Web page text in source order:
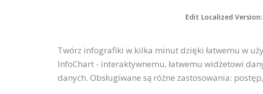
Edit Localized Version:
Twórz infografiki w kilka minut dzięki łatwemu w
InfoChart - interaktywnemu, łatwemu widżetowi
danych. Obsługiwane są różne zastosowania: